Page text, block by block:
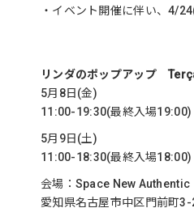
・イベント開催に伴い、4/
リンダのポップアップ
5月8日(金)
11:00-19:30(最終入場19:00)
5月9日(土)
11:00-18:30(最終入場18:00)
会場：Space New Authentic
愛知県名古屋市中区門前町